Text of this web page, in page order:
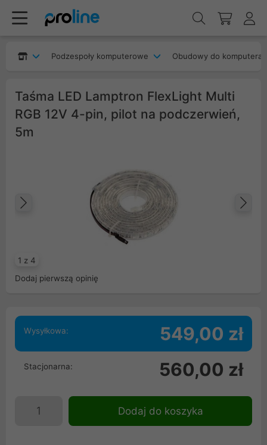
Podzespoły komputerowe Obudowy do komputera
Taśma LED Lamptron FlexLight Multi
RGB 12V 4-pin, pilot na podczerwień,
5m
1 z 4
Poprzedni
Dodaj pierwszą opinię
Wysyłkowa: 549,00 zł
Stacjonarna: 560,00 zł
Dodaj do koszyka